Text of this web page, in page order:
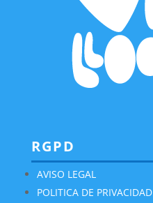
RGPD
AVISO LEGAL
POLITICA DE PRIVACIDAD